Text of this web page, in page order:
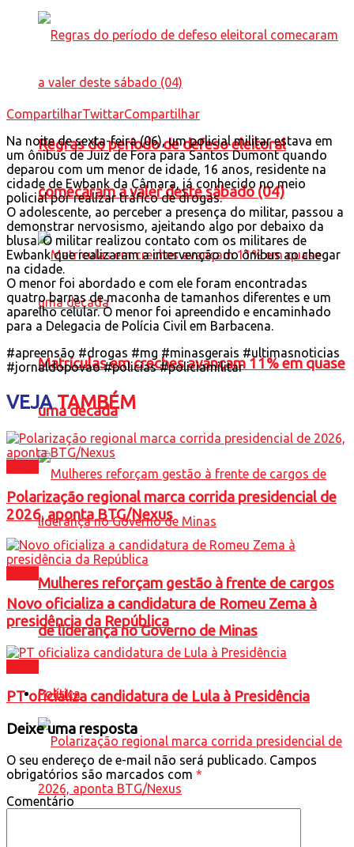
Regras do período de defeso eleitoral
comecaram a valer deste sábado (04)
Matrículas em creches avançam 11% em quase
uma década
Mulheres reforçam gestão à frente de cargos
de liderança no Governo de Minas
Política
CompartilharTwittarCompartilhar
Na noite de sexta-feira (06), um policial militar estava em
um ônibus de Juiz de Fora para Santos Dumont quando
deparou com um menor de idade, 16 anos, residente na
cidade de Ewbank da Câmara, já conhecido no meio
policial por realizar tráfico de drogas.
O adolescente, ao perceber a presença do militar, passou a
demonstrar nervosismo, ajeitando algo por debaixo da
blusa. O militar realizou contato com os militares de
Ewbank que realizaram a intervenção do ônibus ao chegar
na cidade.
O menor foi abordado e com ele foram encontradas
quatro barras de maconha de tamanhos diferentes e um
aparelho celular. O menor foi apreendido e encaminhado
para a Delegacia de Polícia Civil em Barbacena.
#apreensão #drogas #mg #minasgerais #ultimasnoticias
#jornaldopovao #policias #policiamilitar
VEJATAMBÉM
Polarização regional marca corrida presidencial de
2026, aponta BTG/Nexus
Novo oficializa a candidatura de Romeu Zema à
presidência da República
PT oficializa candidatura de Lula à Presidência
Deixe uma resposta
O seu endereço de e-mail não será publicado. Campos
obrigatórios são marcados com *
Comentário